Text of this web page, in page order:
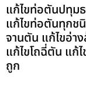
แก้ไขท่อตันปทุม
แก้ไขท่อตันทุกช
จานตัน แก้ไขอ่า
แก้ไขโถฉี่ตัน แก้
ถูก